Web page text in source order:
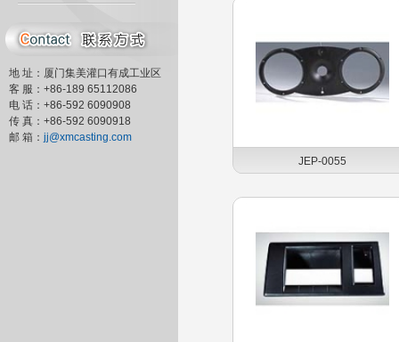
地 址：厦门集美灌口有成工业区
客 服：+86-189 65112086
电 话：+86-592 6090908
传 真：+86-592 6090918
邮 箱： jj@xmcasting.com
JEP-0055